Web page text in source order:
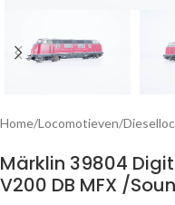
Home/Locomotieven/
Märklin 39804
V200 DB MFX /